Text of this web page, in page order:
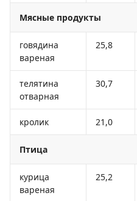
Мясные продукты
говядина
вареная
25,8
телятина
отварная
30,7
кролик 21,0
Птица
курица
вареная
25,2